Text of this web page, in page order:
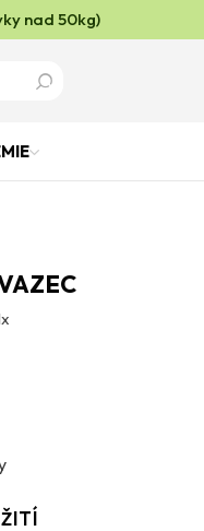
nad 50kg)